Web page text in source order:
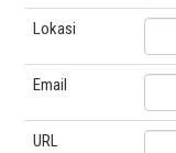
Lokasi
Email
URL